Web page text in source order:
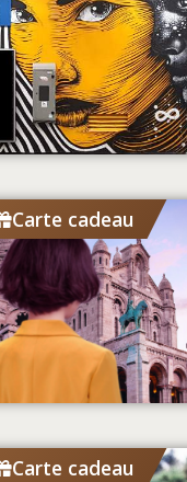
Carte cadeau
Carte cadeau